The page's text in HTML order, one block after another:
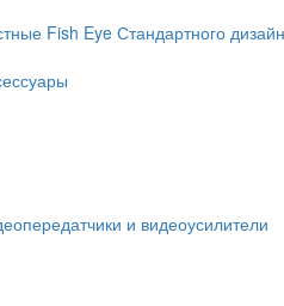
Fish Eye Стандартного
и видеоусилители